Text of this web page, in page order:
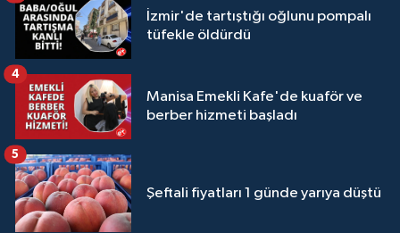
İzmir'de tartıştığı oğlunu pompalı
tüfekle öldürdü
Manisa Emekli Kafe'de kuaför ve
berber hizmeti başladı
4
Şeftali fiyatları 1 günde yarıya düştü
5